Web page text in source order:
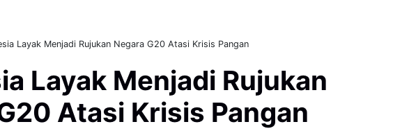
Layak Menjadi Rujukan Negara G20 Atasi Krisis Pangan
Layak Menjadi Rujukan
Atasi Krisis Pangan